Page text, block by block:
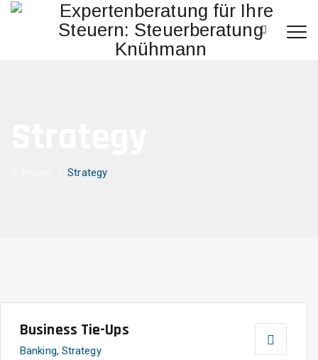
/Strategy
Business Tie-Ups
Banking, Strategy